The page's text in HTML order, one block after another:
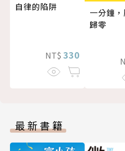
自律的陷阱
NT$ 330
一分鐘
歸零
最新書籍